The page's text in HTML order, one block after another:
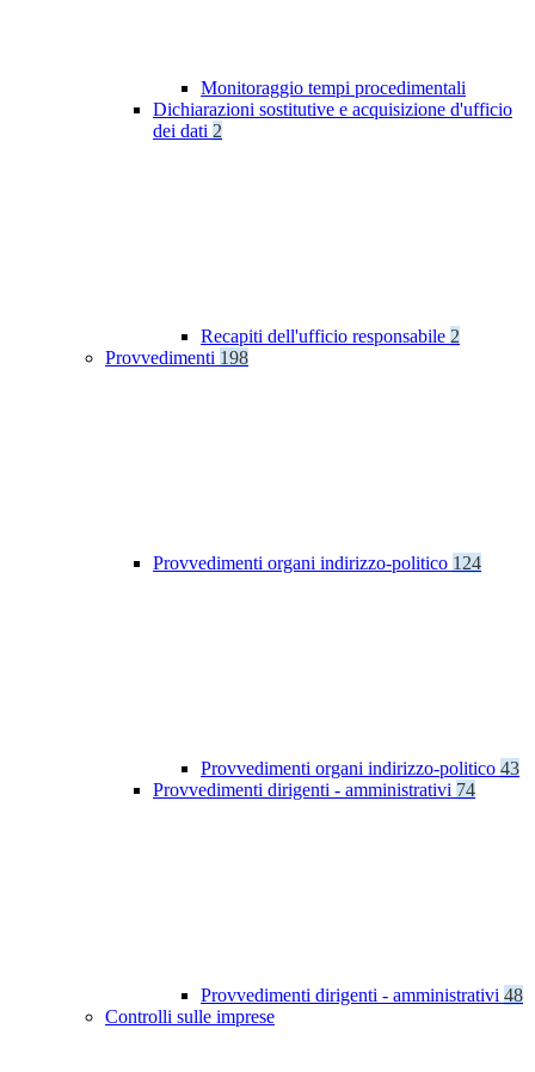
Monitoraggio tempi procedimentali
Dichiarazioni sostitutive e acquisizione d'ufficio
dei dati 2
Recapiti dell'ufficio responsabile 2
Provvedimenti 198
Provvedimenti organi indirizzo-politico 124
Provvedimenti organi indirizzo-politico 43
Provvedimenti dirigenti - amministrativi 74
Provvedimenti dirigenti - amministrativi 48
Controlli sulle imprese